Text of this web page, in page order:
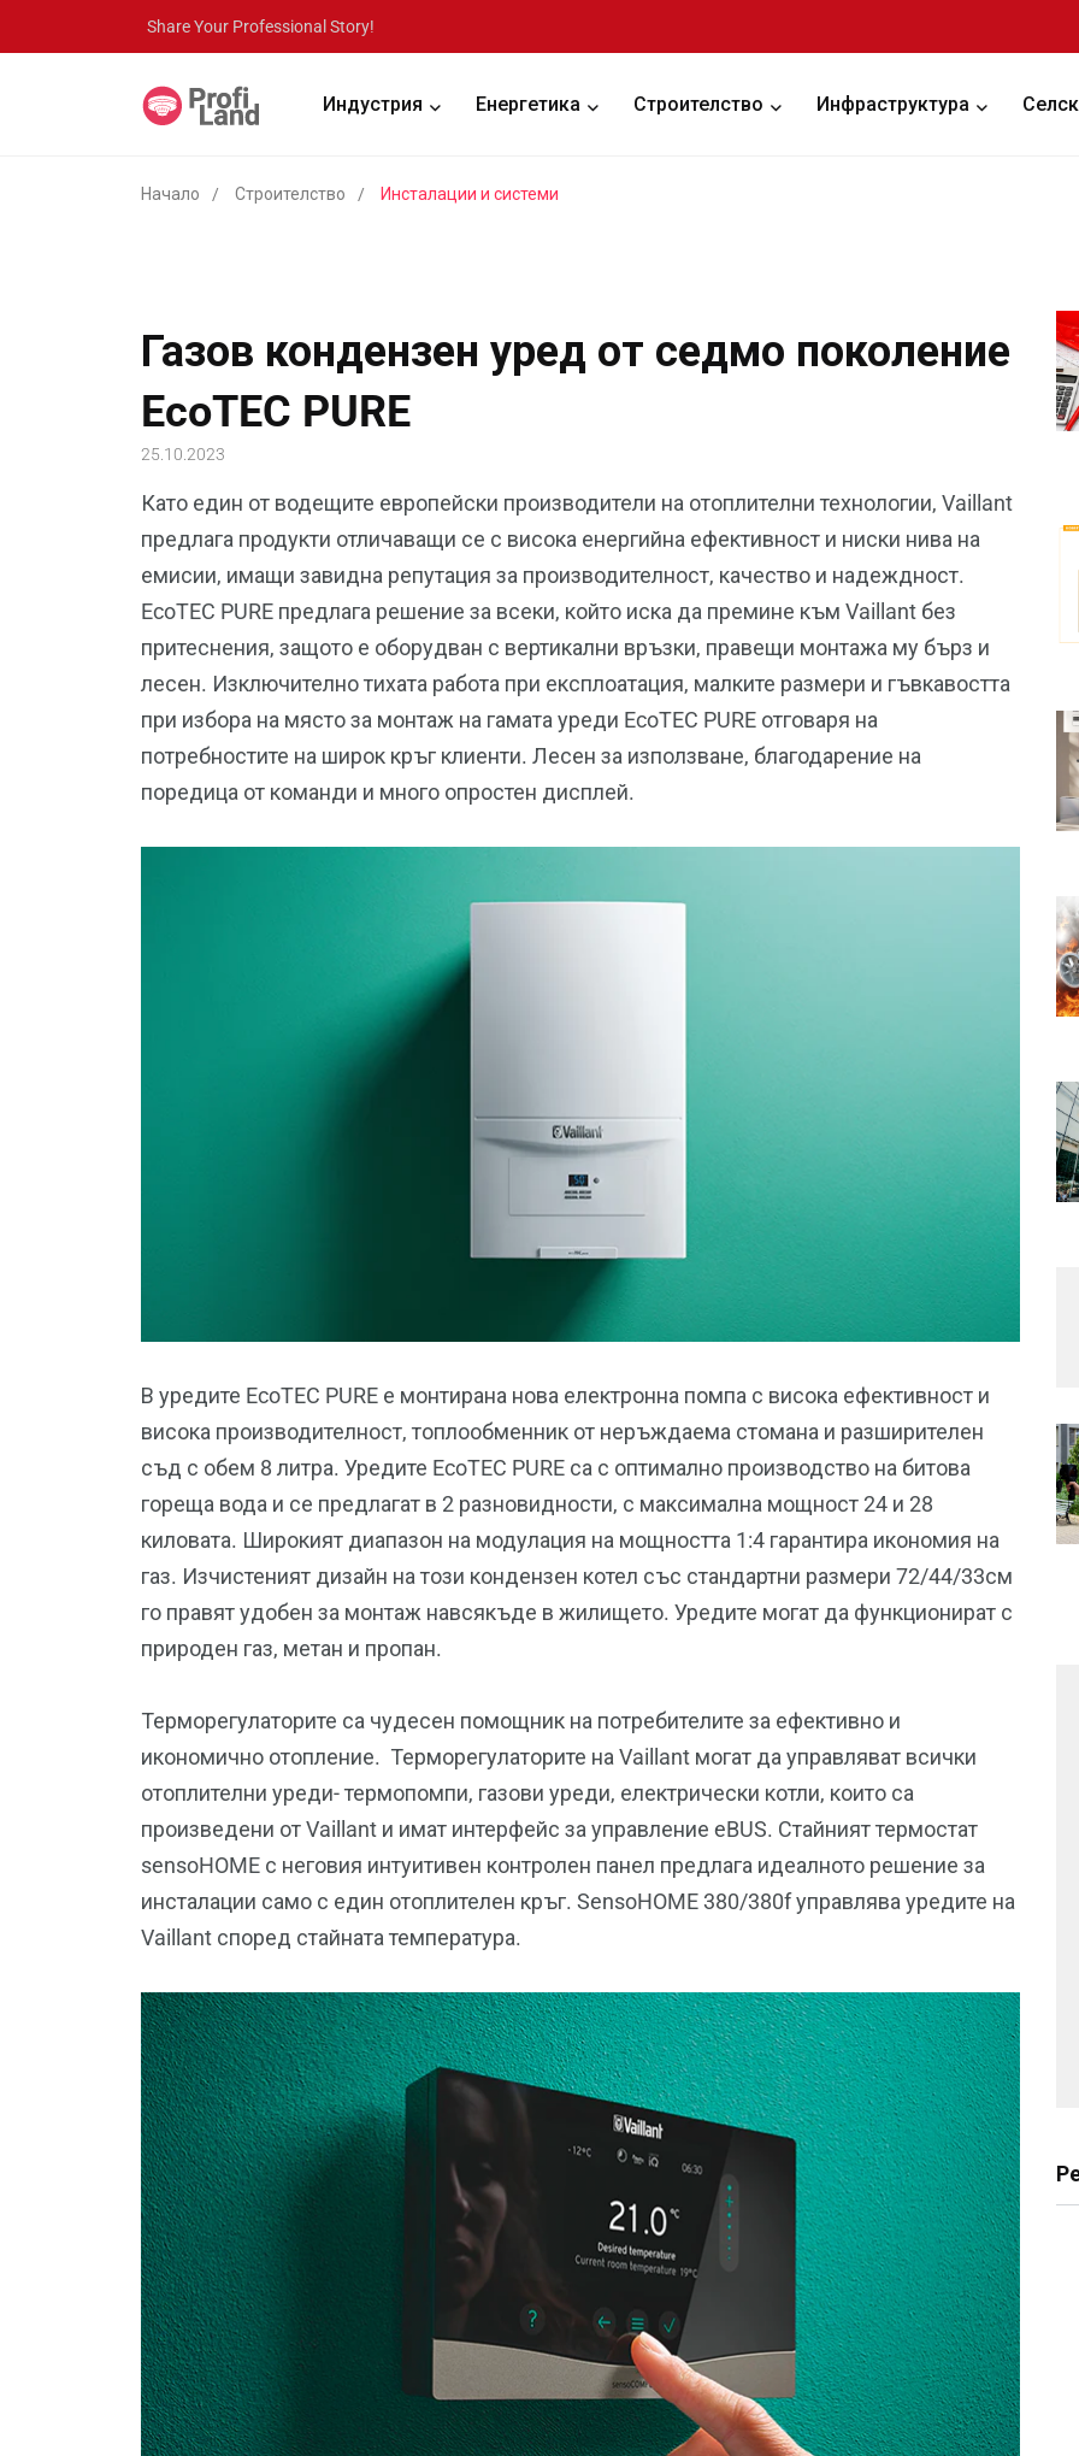
Share Your Professional Story!
Индустрия Енергетика Строителство Инфраструктура
Начало Строителство Инсталации и системи
Газов кондензен уред от седмо поколение
EcoTEC PURE
25.10.2023
Като един от водещите европейски производители на отоплителни технологии, Vaillant
предлага продукти отличаващи се с висока енергийна ефективност и ниски нива на
емисии, имащи завидна репутация за производителност, качество и надеждност.
EcoTEC PURE предлага решение за всеки, който иска да премине към Vaillant без
притеснения, защото е оборудван с вертикални връзки, правещи монтажа му бърз и
лесен. Изключително тихата работа при експлоатация, малките размери и гъвкавостта
при избора на място за монтаж на гамата уреди EcoTEC PURE отговаря на
потребностите на широк кръг клиенти. Лесен за използване, благодарение на
поредица от команди и много опростен дисплей.
В уредите EcoTEC PURE е монтирана нова електронна помпа с висока ефективност и
висока производителност, топлообменник от неръждаема стомана и разширителен
съд с обем 8 литра. Уредите EcoTEC PURE са с оптимално производство на битова
гореща вода и се предлагат в 2 разновидности, с максимална мощност 24 и 28
киловата. Широкият диапазон на модулация на мощността 1:4 гарантира икономия на
газ. Изчистеният дизайн на този кондензен котел със стандартни размери 72/44/33см
го правят удобен за монтаж навсякъде в жилището. Уредите могат да функционират с
природен газ, метан и пропан.
Терморегулаторите са чудесен помощник на потребителите за ефективно и
икономично отопление. Терморегулаторите на Vaillant могат да управляват всички
отоплителни уреди- термопомпи, газови уреди, електрически котли, които са
произведени от Vaillant и имат интерфейс за управление eBUS. Стайният термостат
sensoHOME с неговия интуитивен контролен панел предлага идеалното решение за
инсталации само с един отоплителен кръг. SensoHOME 380/380f управлява уредите на
Vaillant според стайната температура.